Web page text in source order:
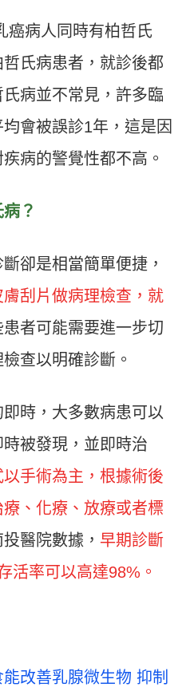
癌病人同時有柏哲氏
氏病患者，就診後都
氏病並不常見，許多臨
會被誤診1年，這是因
病的警覺性都不高。
？
卻是相當簡單便捷，
刮片做病理檢查，就
患者可能需要進一步切
查以明確診斷。
時，大多數病患可以
被發現，並即時治
手術為主，根據術後
、化療、放療或者標
醫院數據， 早期診斷
活率可以高達98%。
改善乳腺微生物 抑制